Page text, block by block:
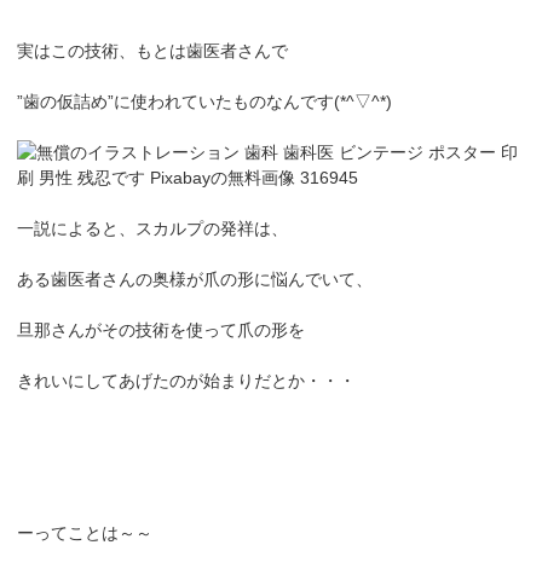
実はこの技術、もとは歯医者さんで
”歯の仮詰め”に使われていたものなんです(*^▽^*)
一説によると、スカルプの発祥は、
ある歯医者さんの奥様が爪の形に悩んでいて、
旦那さんがその技術を使って爪の形を
きれいにしてあげたのが始まりだとか・・・
ーってことは～～